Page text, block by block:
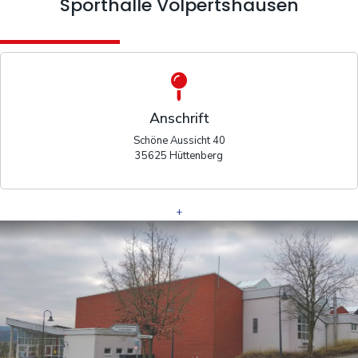
Sporthalle Volpertshausen
Anschrift
Schöne Aussicht 40
35625 Hüttenberg
+